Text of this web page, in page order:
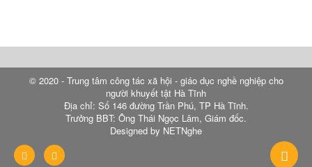
© 2020 - Trung tâm công tác xã hội - giáo dục nghề nghiệp cho
người khuyết tật Hà Tĩnh
Địa chỉ: Số 146 đường Trần Phú, TP Hà Tĩnh.
Trưởng BBT: Ông Thái Ngọc Lâm, Giám đốc.
Designed by NETNghe